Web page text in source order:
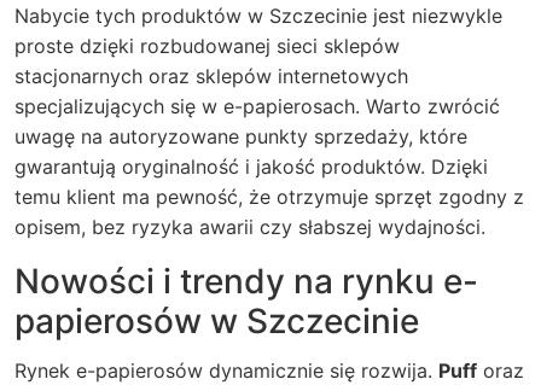
Nabycie tych produktów w Szczecinie jest niezwykle
proste dzięki rozbudowanej sieci sklepów
stacjonarnych oraz sklepów internetowych
specjalizujących się w e-papierosach. Warto zwrócić
uwagę na autoryzowane punkty sprzedaży, które
gwarantują oryginalność i jakość produktów. Dzięki
temu klient ma pewność, że otrzymuje sprzęt zgodny z
opisem, bez ryzyka awarii czy słabszej wydajności.
Nowości i trendy na rynku e-
papierosów w Szczecinie
Rynek e-papierosów dynamicznie się rozwija. Puff oraz